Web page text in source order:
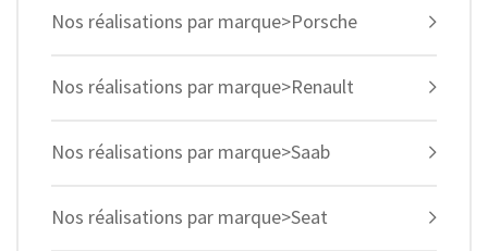
Nos réalisations par marque>Porsche
Nos réalisations par marque>Renault
Nos réalisations par marque>Saab
Nos réalisations par marque>Seat